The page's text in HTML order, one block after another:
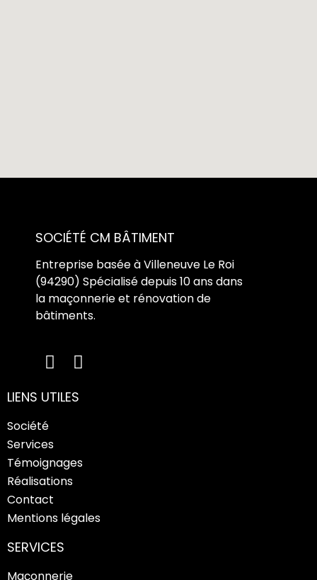
SOCIÉTÉ CM BÂTIMENT
Entreprise basée à Villeneuve Le Roi
(94290) Spécialisé depuis 10 ans dans
la maçonnerie et rénovation de
bâtiments.
LIENS UTILES
Société
Services
Témoignages
Réalisations
Contact
Mentions légales
SERVICES
Maçonnerie